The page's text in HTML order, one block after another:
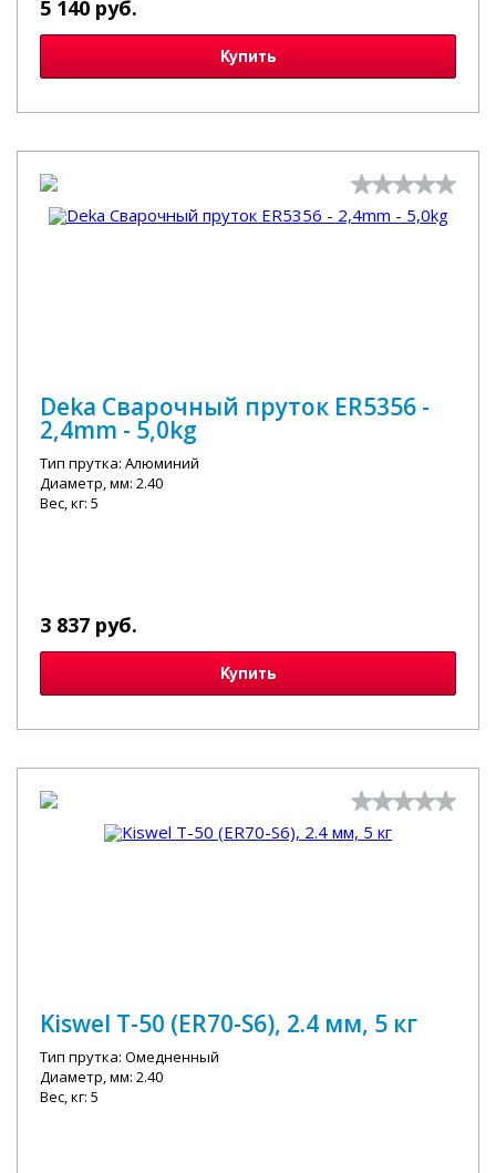
5 140 руб.
Купить
Deka Сварочный пруток ER5356 -
2,4mm - 5,0kg
Тип прутка: Алюминий
Диаметр, мм: 2.40
Вес, кг: 5
3 837 руб.
Купить
Kiswel T-50 (ER70-S6), 2.4 мм, 5 кг
Тип прутка: Омедненный
Диаметр, мм: 2.40
Вес, кг: 5